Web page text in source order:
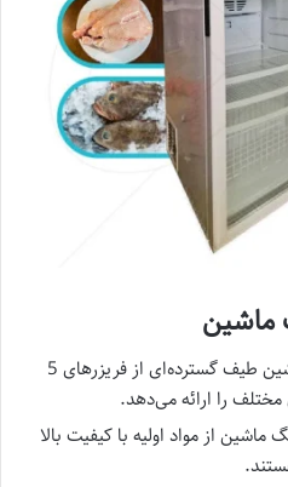
ماشین
کولینگ ماشین طیف گسترده‌ای از فریزرهای 5
را ارائه می‌دهد.
از مواد اولیه با کیفیت بالا